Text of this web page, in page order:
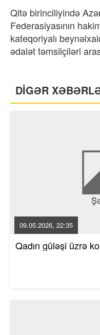
Qitə birinciliyində
Federasiyasının
kateqoriyalı
ədalət təmsilçiləri
DİGƏR
09.05.2026, 22:35
Qadın güləşi üzrə